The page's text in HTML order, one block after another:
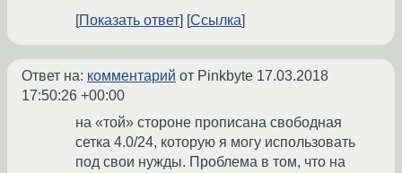
Показать ответ
Ссылка
Ответ на: комментарий от Pinkbyte 17.03.2018
17:50:26 +00:00
на «той» стороне прописана свободная
сетка 4.0/24, которую я могу использовать
под свои нужды. Проблема в том, что на